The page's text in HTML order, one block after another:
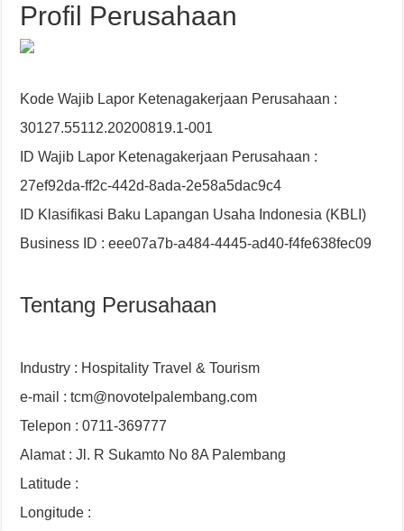
Profil Perusahaan
Kode Wajib Lapor Ketenagakerjaan Perusahaan :
30127.55112.20200819.1-001
ID Wajib Lapor Ketenagakerjaan Perusahaan :
27ef92da-ff2c-442d-8ada-2e58a5dac9c4
ID Klasifikasi Baku Lapangan Usaha Indonesia (KBLI)
Business ID : eee07a7b-a484-4445-ad40-f4fe638fec09
Tentang Perusahaan
Industry : Hospitality Travel & Tourism
e-mail : tcm@novotelpalembang.com
Telepon : 0711-369777
Alamat : Jl. R Sukamto No 8A Palembang
Latitude :
Longitude :